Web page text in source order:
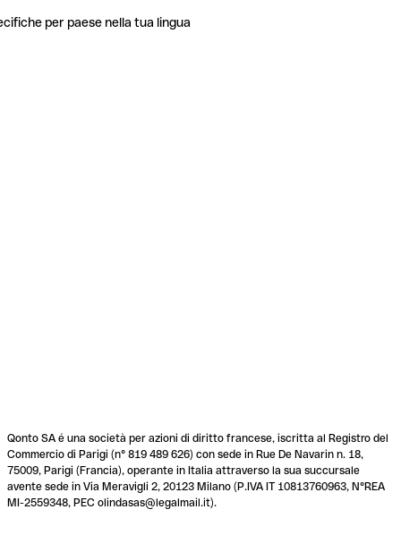
per paese nella tua lingua
Qonto SA é una società per azioni di diritto francese, iscritta al Registro del
Commercio di Parigi (n° 819 489 626) con sede in Rue De Navarin n. 18,
75009, Parigi (Francia), operante in Italia attraverso la sua succursale
avente sede in Via Meravigli 2, 20123 Milano (P.IVA IT 10813760963, N°REA
MI-2559348, PEC olindasas@legalmail.it).